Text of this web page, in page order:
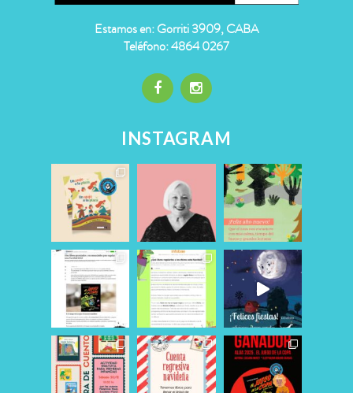
Estamos en: Gorriti 3909, CABA
Teléfono: 4864 0267
INSTAGRAM